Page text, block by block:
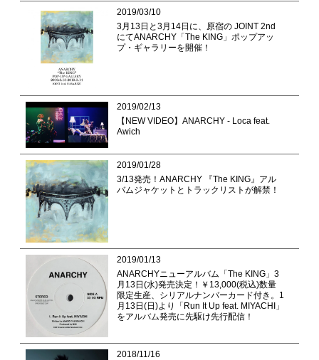
2019/03/10
3月13日と3月14日に、原宿の JOINT 2nd
にてANARCHY「The KING」ポップアッ
プ・ギャラリーを開催！
2019/02/13
【NEW VIDEO】ANARCHY - Loca feat.
Awich
2019/01/28
3/13発売！ANARCHY 『The KING』アル
バムジャケットとトラックリストが解禁！
2019/01/13
ANARCHYニューアルバム「The KING」3
月13日(水)発売決定！￥13,000(税込)数量
限定生産、シリアルナンバーカード付き。1
月13日(日)より「Run It Up feat. MIYACHI」
をアルバム発売に先駆け先行配信！
2018/11/16
YouTube